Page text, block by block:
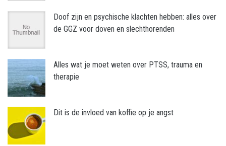
Doof zijn en psychische klachten hebben: alles over
de GGZ voor doven en slechthorenden
Alles wat je moet weten over PTSS, trauma en
therapie
Dit is de invloed van koffie op je angst